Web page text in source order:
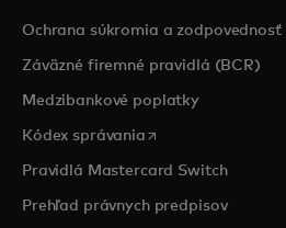
Ochrana súkromia a zodpovednosť
Záväzné firemné pravidlá (BCR)
Medzibankové poplatky
Kódex správaniaopens in a new tab
Pravidlá Mastercard Switch
Prehľad právnych predpisov